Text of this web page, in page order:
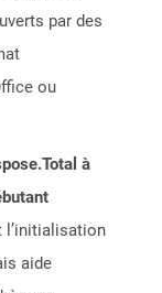
par des
ou
à
l’initialisation
aide